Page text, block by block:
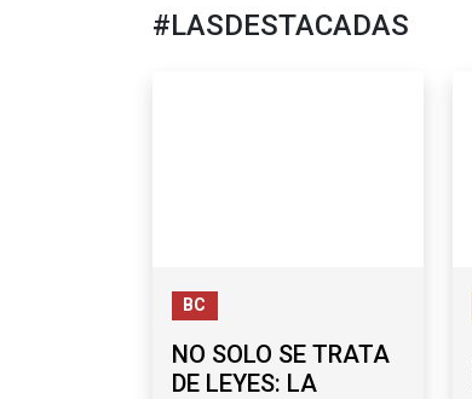
#LASDESTACADAS
BC
NO SOLO SE TRATA
DE LEYES: LA